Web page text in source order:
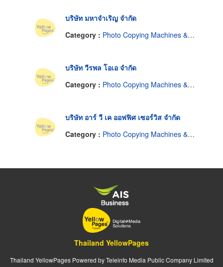
บริษัท มหาจำเริญ จำกัด
Category : Photo Copying Machines & Supplies
บริษัท วีรพล โอเอ จำกัด
Category : Photo Copying Machines & Supplies
บริษัท อาร์ วี เค ออฟฟิศ เซอร์วิส จำกัด
Category : Photo Copying Machines & Supplies
Thailand YellowPages
Thailand YellowPages Powered by Teleinfo Media Public Company Limited